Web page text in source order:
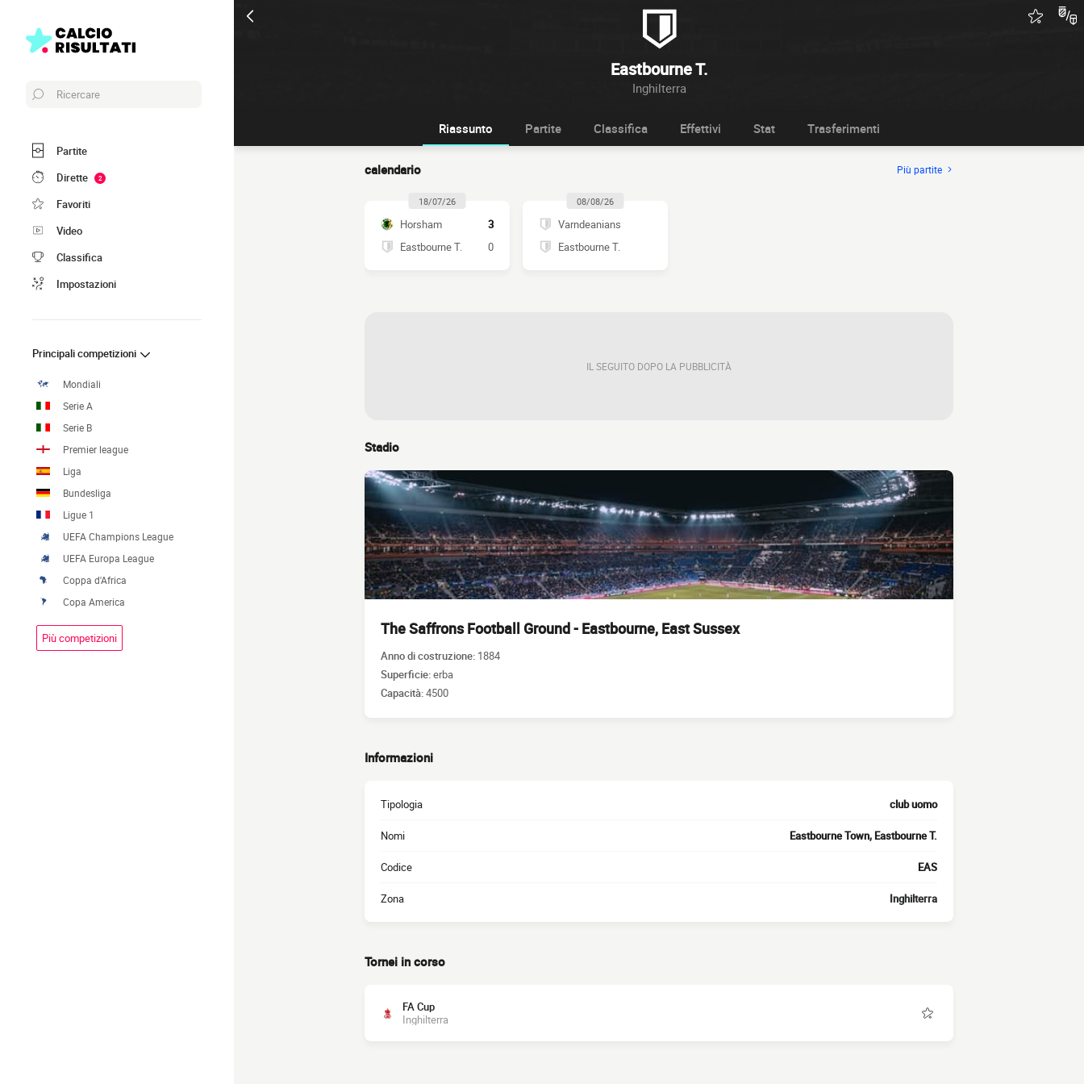
Eastbourne T.
Inghilterra
Ricercare
Partite
Dirette
2
Favoriti
Video
Classifica
Impostazioni
Principali competizioni
Mondiali
Serie A
Serie B
Premier league
Liga
Bundesliga
Ligue 1
UEFA Champions League
UEFA Europa League
Coppa d'Africa
Copa America
Più competizioni
Riassunto Partite Classifica Effettivi Stat Trasferimenti
calendario Più partite
18/07/26
Horsham
3
Eastbourne T.
0
08/08/26
Varndeanians
Eastbourne T.
IL SEGUITO DOPO LA PUBBLICITÀ
Stadio
The Saffrons Football Ground - Eastbourne, East Sussex
Anno di costruzione: 1884
Superficie:erba
Capacità:4500
Informazioni
Tipologia club uomo
Nomi Eastbourne Town, Eastbourne T.
Codice EAS
Zona Inghilterra
Tornei in corso
FA Cup
Inghilterra